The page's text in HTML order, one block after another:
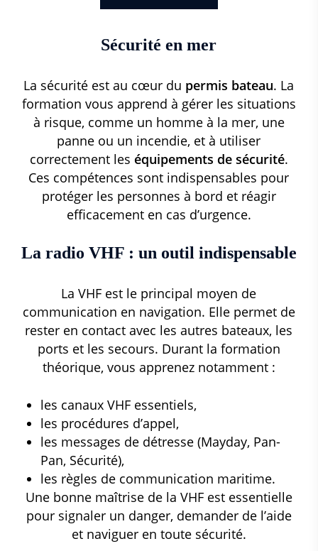
Sécurité en mer
La sécurité est au cœur du permis bateau. La
formation vous apprend à gérer les situations
à risque, comme un homme à la mer, une
panne ou un incendie, et à utiliser
correctement les équipements de sécurité.
Ces compétences sont indispensables pour
protéger les personnes à bord et réagir
efficacement en cas d’urgence.
La radio VHF : un outil indispensable
La VHF est le principal moyen de
communication en navigation. Elle permet de
rester en contact avec les autres bateaux, les
ports et les secours. Durant la formation
théorique, vous apprenez notamment :
les canaux VHF essentiels,
les procédures d’appel,
les messages de détresse (Mayday, Pan-
Pan, Sécurité),
les règles de communication maritime.
Une bonne maîtrise de la VHF est essentielle
pour signaler un danger, demander de l’aide
et naviguer en toute sécurité.